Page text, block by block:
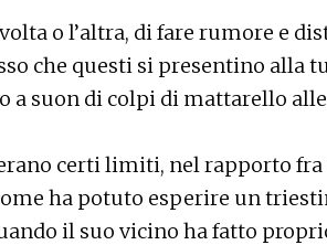
o l’altra, di fare rumore e
che questi si presentino alla
a suon di colpi di mattarello
certi limiti, nel rapporto fra
ha potuto esperire un
il suo vicino ha fatto